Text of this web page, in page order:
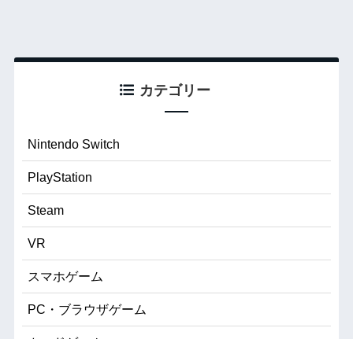
カテゴリー
Nintendo Switch
PlayStation
Steam
VR
スマホゲーム
PC・ブラウザゲーム